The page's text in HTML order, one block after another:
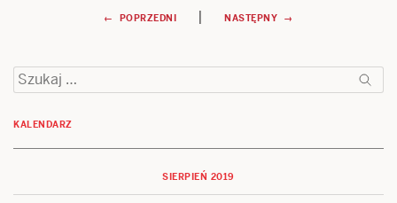
Nawigacja
wpisu
← POPRZEDNI | NASTĘPNY →
Szukaj:
KALENDARZ
SIERPIEŃ 2019